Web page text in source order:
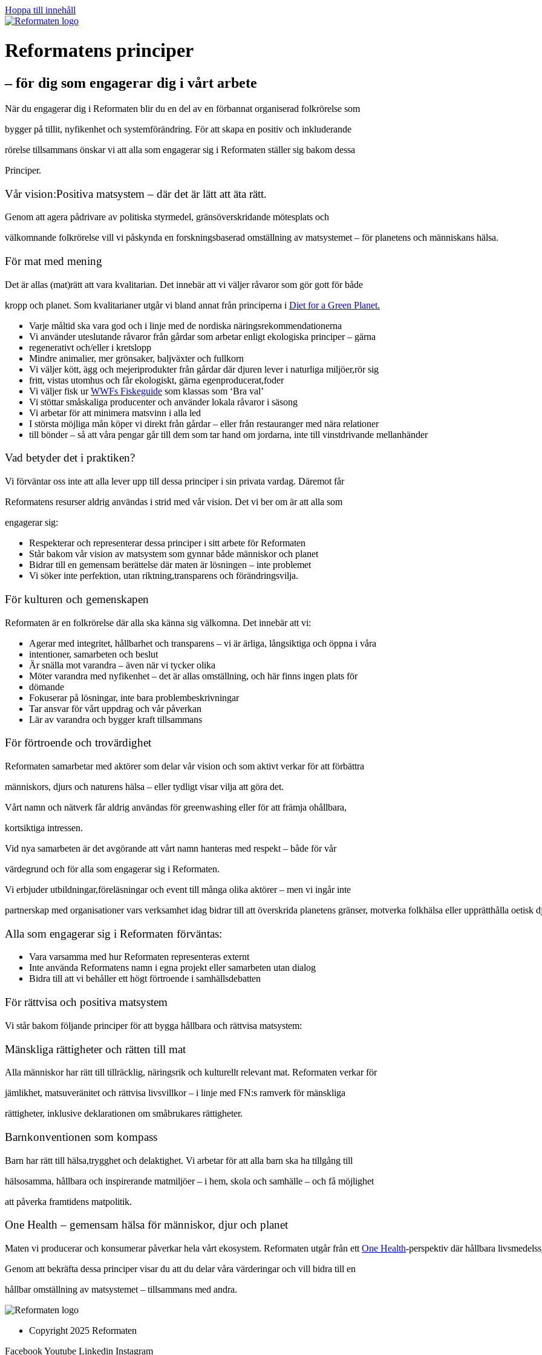
Hoppa till innehåll
Reformatens principer
– för dig som engagerar dig i vårt arbete
När du engagerar dig i Reformaten blir du en del av en förbannat organiserad folkrörelse som
bygger på tillit, nyfikenhet och systemförändring. För att skapa en positiv och inkluderande
rörelse tillsammans önskar vi att alla som engagerar sig i Reformaten ställer sig bakom dessa
Principer.
Vår vision:Positiva matsystem – där det är lätt att äta rätt.
Genom att agera pådrivare av politiska styrmedel, gränsöverskridande mötesplats och
välkomnande folkrörelse vill vi påskynda en forskningsbaserad omställning av matsystemet – för planetens och människans hälsa.
För mat med mening
Det är allas (mat)rätt att vara kvalitarian. Det innebär att vi väljer råvaror som gör gott för både
kropp och planet. Som kvalitarianer utgår vi bland annat från principerna i Diet for a Green Planet.
Varje måltid ska vara god och i linje med de nordiska näringsrekommendationerna
Vi använder uteslutande råvaror från gårdar som arbetar enligt ekologiska principer – gärna
regenerativt och/eller i kretslopp
Mindre animalier, mer grönsaker, baljväxter och fullkorn
Vi väljer kött, ägg och mejeriprodukter från gårdar där djuren lever i naturliga miljöer,rör sig
fritt, vistas utomhus och får ekologiskt, gärna egenproducerat,foder
Vi väljer fisk urWWFs Fiskeguide som klassas som ‘Bra val’
Vi stöttar småskaliga producenter och använder lokala råvaror i säsong
Vi arbetar för att minimera matsvinn i alla led
I största möjliga mån köper vi direkt från gårdar – eller från restauranger med nära relationer
till bönder – så att våra pengar går till dem som tar hand om jordarna, inte till vinstdrivande mellanhänder
Vad betyder det i praktiken?
Vi förväntar oss inte att alla lever upp till dessa principer i sin privata vardag. Däremot får
Reformatens resurser aldrig användas i strid med vår vision. Det vi ber om är att alla som
engagerar sig:
Respekterar och representerar dessa principer i sitt arbete för Reformaten
Står bakom vår vision av matsystem som gynnar både människor och planet
Bidrar till en gemensam berättelse där maten är lösningen – inte problemet
Vi söker inte perfektion, utan riktning,transparens och förändringsvilja.
För kulturen och gemenskapen
Reformaten är en folkrörelse där alla ska känna sig välkomna. Det innebär att vi:
Agerar med integritet, hållbarhet och transparens – vi är ärliga, långsiktiga och öppna i våra
intentioner, samarbeten och beslut
Är snälla mot varandra – även när vi tycker olika
Möter varandra med nyfikenhet – det är allas omställning, och här finns ingen plats för
dömande
Fokuserar på lösningar, inte bara problembeskrivningar
Tar ansvar för vårt uppdrag och vår påverkan
Lär av varandra och bygger kraft tillsammans
För förtroende och trovärdighet
Reformaten samarbetar med aktörer som delar vår vision och som aktivt verkar för att förbättra
människors, djurs och naturens hälsa – eller tydligt visar vilja att göra det.
Vårt namn och nätverk får aldrig användas för greenwashing eller för att främja ohållbara,
kortsiktiga intressen.
Vid nya samarbeten är det avgörande att vårt namn hanteras med respekt – både för vår
värdegrund och för alla som engagerar sig i Reformaten.
Vi erbjuder utbildningar,föreläsningar och event till många olika aktörer – men vi ingår inte
partnerskap med organisationer vars verksamhet idag bidrar till att överskrida planetens gränser, motverka folkhälsa eller upprätthålla oetisk
Alla som engagerar sig i Reformaten förväntas:
Vara varsamma med hur Reformaten representeras externt
Inte använda Reformatens namn i egna projekt eller samarbeten utan dialog
Bidra till att vi behåller ett högt förtroende i samhällsdebatten
För rättvisa och positiva matsystem
Vi står bakom följande principer för att bygga hållbara och rättvisa matsystem:
Mänskliga rättigheter och rätten till mat
Alla människor har rätt till tillräcklig, näringsrik och kulturellt relevant mat. Reformaten verkar för
jämlikhet, matsuveränitet och rättvisa livsvillkor – i linje med FN:s ramverk för mänskliga
rättigheter, inklusive deklarationen om småbrukares rättigheter.
Barnkonventionen som kompass
Barn har rätt till hälsa,trygghet och delaktighet. Vi arbetar för att alla barn ska ha tillgång till
hälsosamma, hållbara och inspirerande matmiljöer – i hem, skola och samhälle – och få möjlighet
att påverka framtidens matpolitik.
One Health – gemensam hälsa för människor, djur och planet
Maten vi producerar och konsumerar påverkar hela vårt ekosystem. Reformaten utgår från ett One Health-perspektiv där hållbara
Genom att bekräfta dessa principer visar du att du delar våra värderingar och vill bidra till en
hållbar omställning av matsystemet – tillsammans med andra.
Copyright 2025 Reformaten
FacebookYoutube Linkedin Instagram